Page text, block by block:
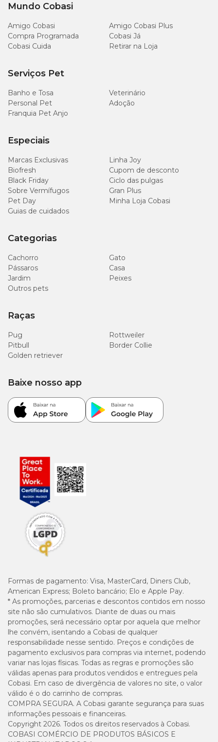
Mundo Cobasi
Amigo Cobasi
Amigo Cobasi Plus
Compra Programada
Cobasi Já
Cobasi Cuida
Retirar na Loja
Serviços Pet
Banho e Tosa
Veterinário
Personal Pet
Adoção
Franquia Pet Anjo
Especiais
Marcas Exclusivas
Linha Joy
Biofresh
Cupom de desconto
Black Friday
Ciclo das pulgas
Sobre Vermífugos
Gran Plus
Pet Day
Minha Loja Cobasi
Guias de cuidados
Categorias
Cachorro
Gato
Pássaros
Casa
Jardim
Peixes
Outros pets
Raças
Pug
Rottweiler
Pitbull
Border Collie
Golden retriever
Formas de pagamento: Visa, MasterCard, Diners Club,
American Express; Boleto bancário; Elo e Apple Pay.
* As promoções, parcerias e descontos contidos em nosso
site não são cumulativos. Diante de duas ou mais
promoções, será necessário optar por aquela que melhor
lhe convém, isentando a Cobasi de qualquer
responsabilidade nesse sentido. Preços e condições de
pagamento exclusivos para compras via internet, podendo
variar nas lojas físicas. Todas as regras e promoções são
válidas apenas para produtos vendidos e entregues pela
Cobasi. Em caso de divergência de valores no site, o valor
válido é o do carrinho de compras.
COMPRA SEGURA. A Cobasi garante segurança para suas
informações pessoais e financeiras.
Copyright 2026. Todos os direitos reservados à Cobasi.
COBASI COMÉRCIO DE PRODUTOS BÁSICOS E
Baixe nosso app